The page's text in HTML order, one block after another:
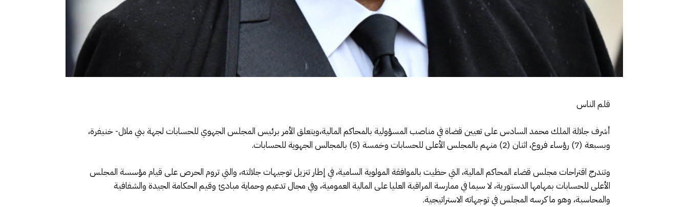
قلم الناس
أشرف جلالة الملك محمد السادس على تعيين قضاة في مناصب المسؤولية بالمحاكم المالية،ويتعلق الأمر برئيس المجلس الجهوي للحسابات لجهة بني ملال- خنيفرة،
وبسبعة (7) رؤساء فروع، اثنان (2) منهم بالمجلس الأعلى للحسابات وخمسة (5) بالمجالس الجهوية للحسابات.
وتندرج اقتراحات مجلس قضاء المحاكم المالية، التي حظيت بالموافقة المولوية السامية، في إطار تنزيل توجيهات جلالته، والتي تروم الحرص على قيام مؤسسة المجلس
الأعلى للحسابات بمهامها الدستورية، لا سيما في ممارسة المراقبة العليا على المالية العمومية، وفي مجال تدعيم وحماية مبادئ وقيم الحكامة الجيدة والشفافية
والمحاسبة، وهو ما كرسه المجلس في توجهاته الاستراتيجية.